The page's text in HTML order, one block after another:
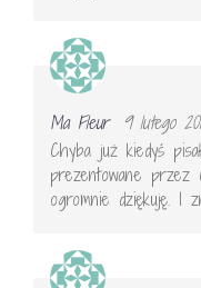
Ma Fleur
9 lutego
Chyba już kiedyś
prezentowane przez
ogromnie dziękuję. I